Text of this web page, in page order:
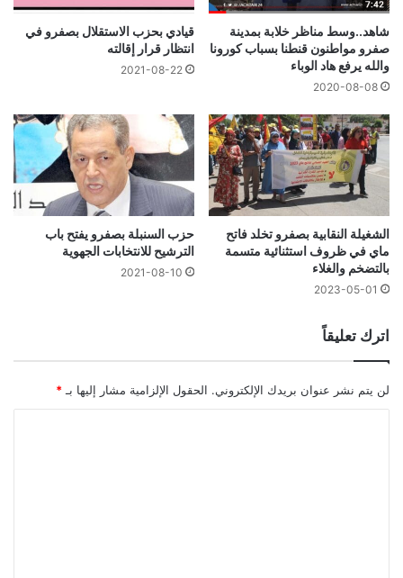
شاهد..وسط مناظر خلابة بمدينة
صفرو مواطنون قنطنا بسباب كورونا
والله يرفع هاد الوباء
2020-08-08
قيادي بحزب الاستقلال بصفرو في
انتظار قرار إقالته
2021-08-22
الشغيلة النقابية بصفرو تخلد فاتح
ماي في ظروف استثنائية متسمة
بالتضخم والغلاء
2023-05-01
حزب السنبلة بصفرو يفتح باب
الترشيح للانتخابات الجهوية
2021-08-10
اترك تعليقاً
لن يتم نشر عنوان بريدك الإلكتروني. الحقول الإلزامية مشار إليها بـ *